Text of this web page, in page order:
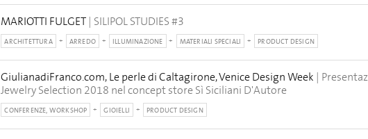
MARIOTTI FULGET | SILIPOL STUDIES #3
ARCHITETTURA ARREDO ILLUMINAZIONE MATERIALI SPECIALI PRODUCT DESIGN
GiulianadiFranco.com, Le perle di Caltagirone, Venice Design Week |
Jewelry Selection 2018 nel concept store Sì Siciliani D'Autore
CONFERENZE, WORKSHOP GIOIELLI PRODUCT DESIGN